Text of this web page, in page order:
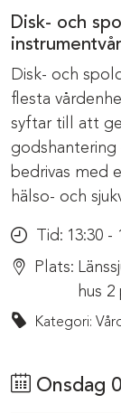
Disk- och
Disk- och
flesta
syftar till att
godshantering
bedrivas med
hälso- och
Tid: 13:30 -
Plats:
hus 2
Kategori:
Onsdag